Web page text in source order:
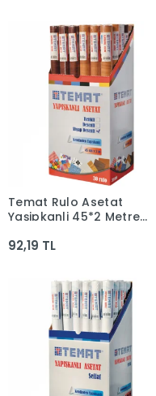
Sepete Ekle
Temat Rulo Asetat
Yaşipkanli 45*2 Metre
92,19 TL